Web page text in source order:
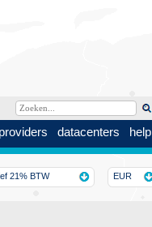
providers datacenters help
EUR
21% BTW